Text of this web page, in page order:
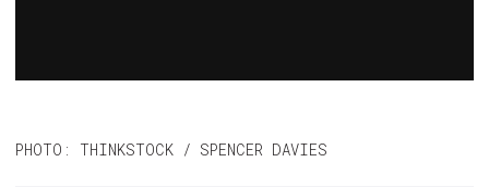
PHOTO: THINKSTOCK / SPENCER DAVIES